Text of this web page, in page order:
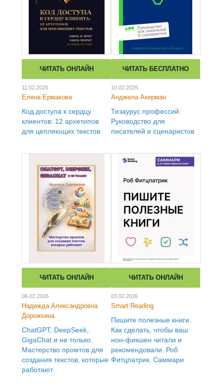
ЧИТАТЬ ОНЛАЙН
11.02.2026
Елена Ермакова
Код доступа к сердцу
клиентов: 12 архетипов
для цепляющих текстов
ЧИТАТЬ БЕСПЛАТНО
10.02.2026
Анджела Акерман
Тезаурус профессий:
Руководство для
писателей и сценаристов
ЧИТАТЬ ОНЛАЙН
06.02.2026
Надежда Александровна
Дорожкина
ChatGPT, DeepSeek,
GigaChat и не только.
Мастерство промтов для
создания текстов, которые
работают
ЧИТАТЬ ОНЛАЙН
03.02.2026
Smart Reading
Пишите полезные книги.
Как сделать, чтобы ваш
нон-фикшен читали и
рекомендовали. Роб
Фитцпатрик. Саммари